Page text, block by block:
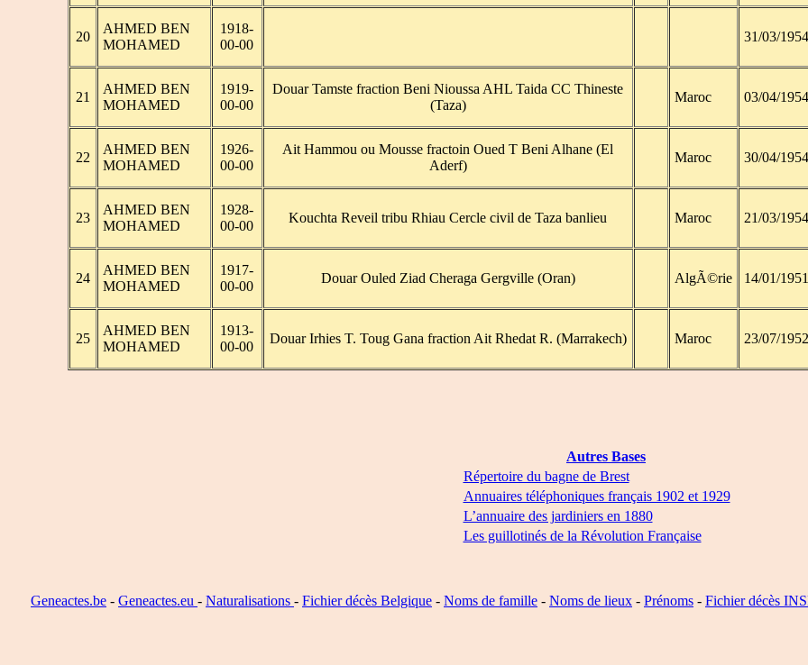
20
AHMED BEN
MOHAMED
1918-
00-00
31/03/1954
21
AHMED BEN
MOHAMED
1919-
00-00
Douar Tamste fraction Beni Nioussa AHL Taida CC Thineste
(Taza)
Maroc 03/04/1954
22
AHMED BEN
MOHAMED
1926-
00-00
Ait Hammou ou Mousse fractoin Oued T Beni Alhane (El
Aderf)
Maroc 30/04/1954
23
AHMED BEN
MOHAMED
1928-
00-00
Kouchta Reveil tribu Rhiau Cercle civil de Taza banlieu Maroc 21/03/1954
24
AHMED BEN
MOHAMED
1917-
00-00
Douar Ouled Ziad Cheraga Gergville (Oran) AlgÃ©rie 14/01/1951
25
AHMED BEN
MOHAMED
1913-
00-00
Douar Irhies T. Toug Gana fraction Ait Rhedat R. (Marrakech) Maroc 23/07/1952
Autres Bases
Répertoire du bagne de Brest
Annuaires téléphoniques français 1902 et 1929
L’annuaire des jardiniers en 1880
Les guillotinés de la Révolution Française
Geneactes.be - Geneactes.eu - Naturalisations - Fichier décès Belgique - Noms de famille - Noms de lieux - Prénoms - Fichier décès